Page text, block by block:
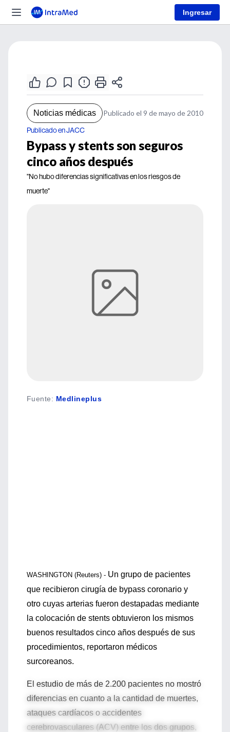
Ingresar
Noticias médicas Publicado el 9 de mayo de 2010
Publicado en JACC
Bypass y stents son seguros
cinco años después
"No hubo diferencias significativas en los riesgos de
muerte"
Fuente: Medlineplus
WASHINGTON (Reuters) - Un grupo de pacientes
que recibieron cirugía de bypass coronario y
otro cuyas arterias fueron destapadas mediante
la colocación de stents obtuvieron los mismos
buenos resultados cinco años después de sus
procedimientos, reportaron médicos
surcoreanos.
El estudio de más de 2.200 pacientes no mostró
diferencias en cuanto a la cantidad de muertes,
ataques cardíacos o accidentes
cerebrovasculares (ACV) entre los dos grupos,